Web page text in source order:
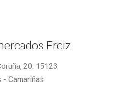
Froiz
20. 15123
- Camariñas